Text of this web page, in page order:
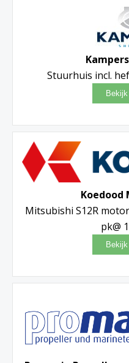
Stuurhuis incl.
Koedood
Mitsubishi S12R
pk@